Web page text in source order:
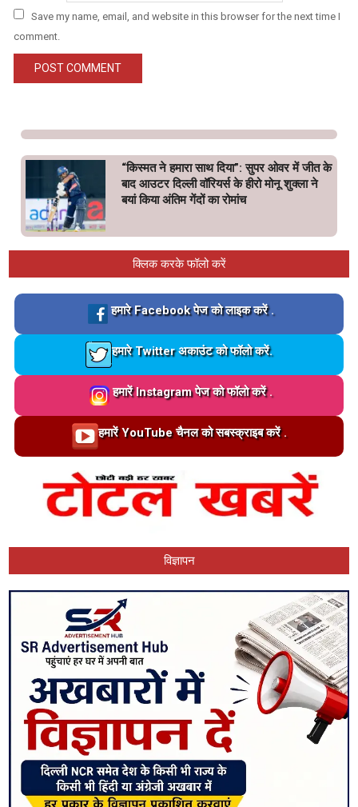
Save my name, email, and website in this browser for the next time I
comment.
“किस्मत ने हमारा साथ दिया”: सुपर ओवर में जीत के
बाद आउटर दिल्ली वॉरियर्स के हीरो मोनू शुक्ला ने
बयां किया अंतिम गेंदों का रोमांच
क्लिक करके फॉलो करें
Loading…
हमारे Facebook पेज को लाइक करें .
Loading…
हमारे Twitter अकाउंट को फॉलो करें.
Loading…
हमारें Instagram पेज को फॉलो करें .
Loading…हमारें YouTube चैनल को सबस्क्राइब करें .
विज्ञापन